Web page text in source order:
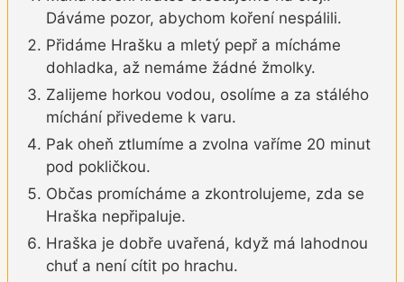
Dáváme pozor, abychom koření nespálili.
Přidáme Hrašku a mletý pepř a mícháme
dohladka, až nemáme žádné žmolky.
Zalijeme horkou vodou, osolíme a za stálého
míchání přivedeme k varu.
Pak oheň ztlumíme a zvolna vaříme 20 minut
pod pokličkou.
Občas promícháme a zkontrolujeme, zda se
Hraška nepřipaluje.
Hraška je dobře uvařená, když má lahodnou
chuť a není cítit po hrachu.